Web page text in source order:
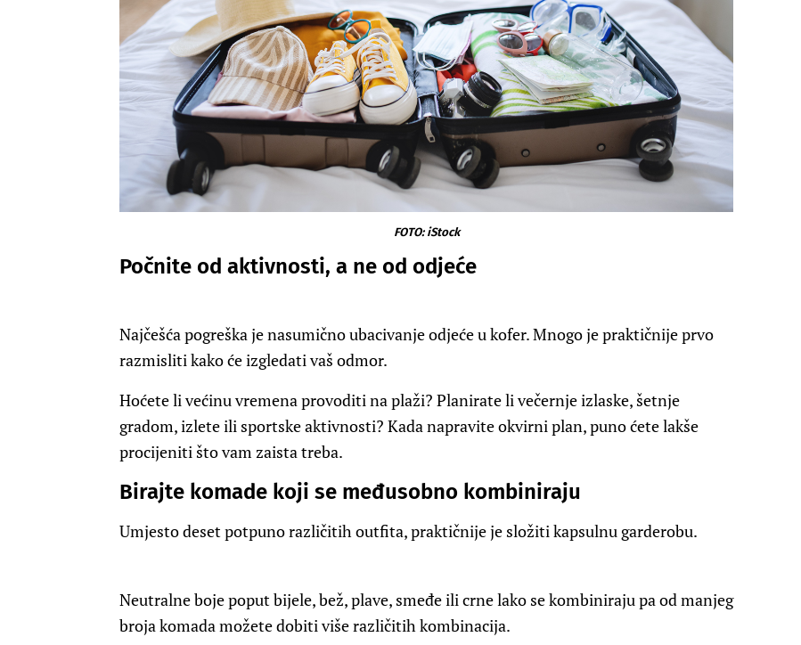
FOTO: iStock
Počnite od aktivnosti, a ne od odjeće
Najčešća pogreška je nasumično ubacivanje odjeće u kofer. Mnogo je praktičnije prvo
razmisliti kako će izgledati vaš odmor.
Hoćete li većinu vremena provoditi na plaži? Planirate li večernje izlaske, šetnje
gradom, izlete ili sportske aktivnosti? Kada napravite okvirni plan, puno ćete lakše
procijeniti što vam zaista treba.
Birajte komade koji se međusobno kombiniraju
Umjesto deset potpuno različitih outfita, praktičnije je složiti kapsulnu garderobu.
Neutralne boje poput bijele, bež, plave, smeđe ili crne lako se kombiniraju pa od manjeg
broja komada možete dobiti više različitih kombinacija.